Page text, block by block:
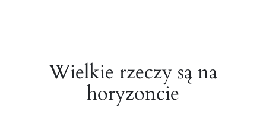
Wielkie rzeczy są na
horyzoncie